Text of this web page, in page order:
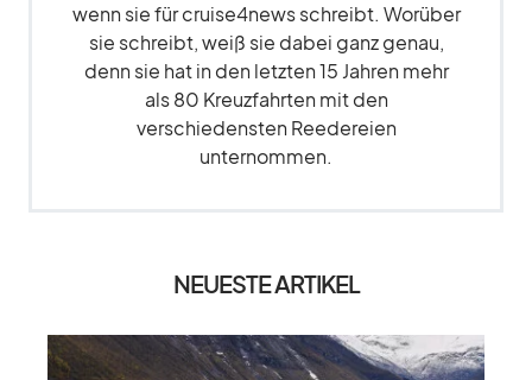
wenn sie für cruise4news schreibt. Worüber
sie schreibt, weiß sie dabei ganz genau,
denn sie hat in den letzten 15 Jahren mehr
als 80 Kreuzfahrten mit den
verschiedensten Reedereien
unternommen.
NEUESTE ARTIKEL